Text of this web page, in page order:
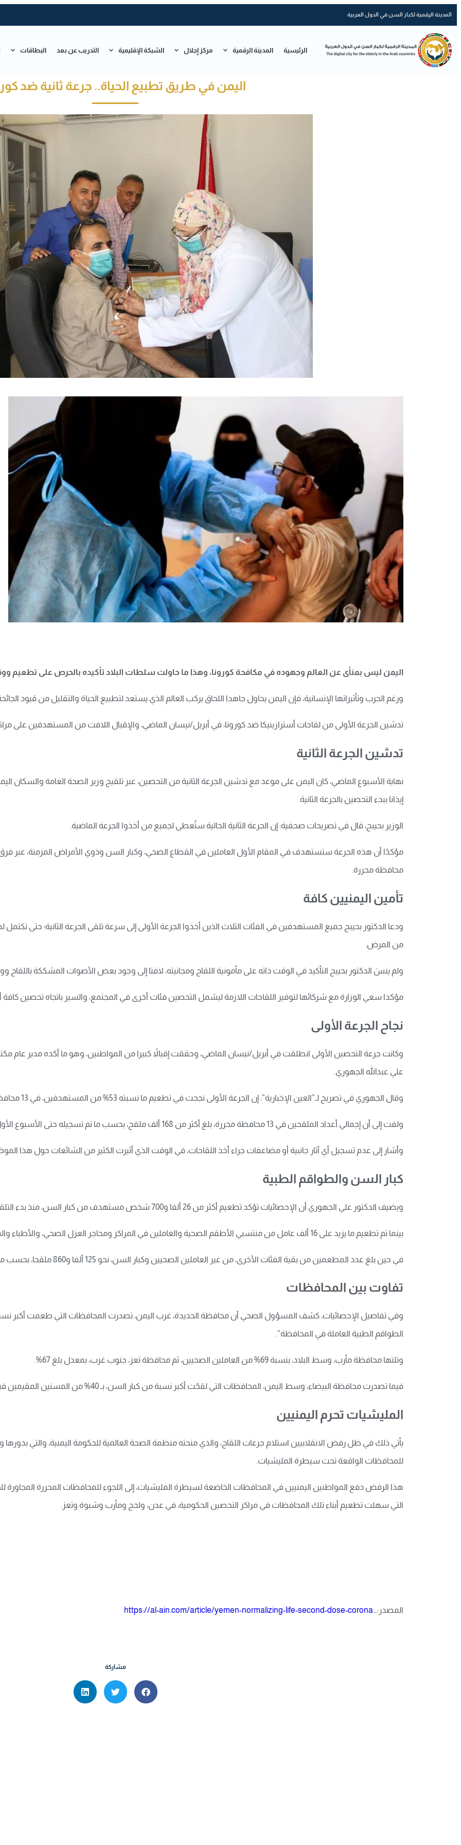
المدينة الرقمية لكبار السن في الدول العربية
الرئيسية المدينة الرقمية مركز إجلال الشبكة الإقليمية التدريب عن بعد البطاقات
اليمن في طريق تطبيع الحياة.. جرعة ثانية ضد
اليمن ليس بمنأى عن العالم وجهوده في مكافحة كورونا، وهذا ما حاولت سلطات البلاد تأكيده بالحرص على تطعيم
ورغم الحرب وتأثيراتها الإنسانية، فإن اليمن يحاول جاهدا اللحاق بركب العالم الذي يستعد لتطبيع الحياة والتقليل من قيود
تدشين الجرعة الأولى من لقاحات أسترازينيكا ضد كورونا، في أبريل/نيسان الماضي، والإقبال اللافت من المستهدفين على
تدشين الجرعة الثانية
نهاية الأسبوع الماضي، كان اليمن على موعد مع تدشين الجرعة الثانية من التحصين، عبر تلقيح وزير الصحة العامة والسكان
إيذانا ببدء التحصين بالجرعة الثانية.
الوزير بحيبح، قال في تصريحات صحفية: إن الجرعة الثانية الحالية ستُعطى لجميع من أخذوا الجرعة الماضية.
محافظة محررة.
تأمين اليمنيين كافة
ودعا الدكتور بحيبح جميع المستهدفين في الفئات الثلاث الذين أخذوا الجرعة الأولى إلى سرعة تلقى الجرعة الثانية؛ حتى
من المرض.
ولم ينسَ الدكتور بحيبح التأكيد في الوقت ذاته على مأمونية اللقاح ومجانيته، لافتا إلى وجود بعض الأصوات المشككة
مؤكدا سعي الوزارة مع شركائها لتوفير اللقاحات اللازمة ليشمل التحصين فئات أخرى في المجتمع، والسير باتجاه تحصين كافة
نجاح الجرعة الأولى
وكانت جرعة التحصين الأولى انطلقت في أبريل/نيسان الماضي، وحققت إقبالاً كبيرا من المواطنين، وهو ما أكده مدير عام
علي عبدالله الجهوري.
وقال الجهوري في تصريح لـ”العين الإخبارية”: إن الجرعة الأولى نجحت في تطعيم ما نسبته 53% من المستهدفين، في 13 محافظة يمنية محررة.
ولفت إلى أن إجمالي أعداد الملقحين في 13 محافظة محررة، بلغ أكثر من 168 ألف ملقح، بحسب ما تم تسجيله حتى الأسبوع الأول من شهر يونيو/حزيران الماضي.
وأشار إلى عدم تسجيل أي آثار جانبية أو مضاعفات جراء أخذ اللقاحات، في الوقت الذي أثيرت الكثير من الشائعات حول هذا
كبار السن والطواقم الطبية
ويضيف الدكتور علي الجهوري أن الإحصائيات تؤكد تطعيم أكثر من 26 ألفا و700 شخص مستهدف من كبار السن، منذ بدء التلقيح.
بينما تم تطعيم ما يزيد على 16 ألف عامل من منتسبي الأطقم الصحية والعاملين في المراكز ومحاجر العزل الصحي، والأطباء والممرضين في المستشفيات والمجمعات الطبية.
في حين بلغ عدد المطعمين من بقية الفئات الأخرى، من غير العاملين الصحيين وكبار السن، نحو 125 ألفا و860 ملقحا، بحسب مدير مكتب الصحة في عدن.
تفاوت بين المحافظات
الطواقم الطبية العاملة في المحافظة”.
وتلتها محافظة مأرب، وسط البلاد، بنسبة 69% من العاملين الصحيين، ثم محافظة تعز، جنوب غرب، بمعدل بلغ 67%.
فيما تصدرت محافظة البيضاء، وسط اليمن، المحافظات التي لقحّت أكبر نسبة من كبار السن، بـ 40% من المسنين المقيمين فيها، تلتها محافظة تعز بنسبة 25%.
المليشيات تحرم اليمنيين
يأتي ذلك في ظل رفض الانقلابيين استلام جرعات اللقاح، والذي منحته منظمة الصحة العالمية للحكومة اليمنية، والتي
للمحافظات الواقعة تحت سيطرة المليشيات.
هذا الرفض دفع المواطنين اليمنيين في المحافظات الخاضعة لسيطرة المليشيات، إلى اللجوء للمحافظات المحررة المجاورة
التي سهلت تطعيم أبناء تلك المحافظات في مراكز التحصين الحكومية، في عدن، ولحج ومأرب وشبوة وتعز.
المصدر:…https://al-ain.com/article/yemen-normalizing-life-second-dose-corona
مشاركة